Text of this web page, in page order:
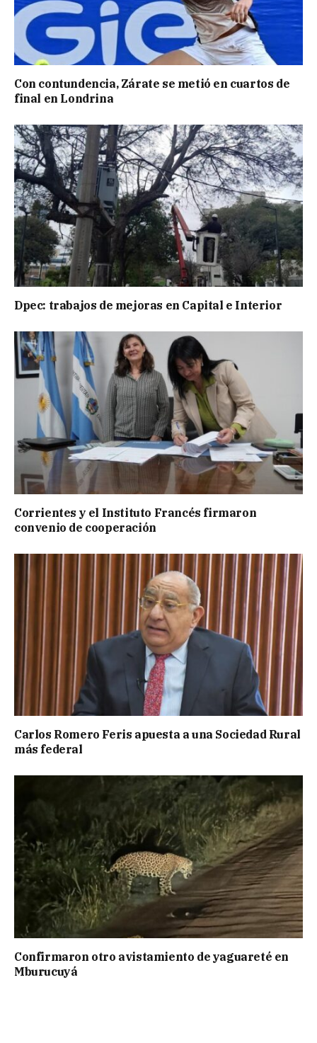
Con contundencia, Zárate se metió en cuartos de
final en Londrina
Dpec: trabajos de mejoras en Capital e Interior
Corrientes y el Instituto Francés firmaron
convenio de cooperación
Carlos Romero Feris apuesta a una Sociedad Rural
más federal
Confirmaron otro avistamiento de yaguareté en
Mburucuyá